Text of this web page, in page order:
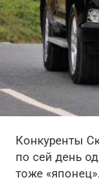
Конкуренты
по сей день
тоже